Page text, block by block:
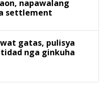
napawalang
settlement
gatas, pulisya
nga ginkuha